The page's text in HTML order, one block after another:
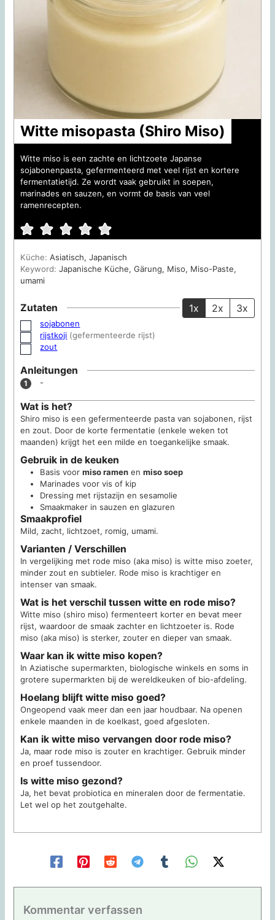
Witte misopasta (Shiro Miso)
Witte miso is een zachte en lichtzoete Japanse
sojabonenpasta, gefermenteerd met veel rijst en kortere
fermentatietijd. Ze wordt vaak gebruikt in soepen,
marinades en sauzen, en vormt de basis van veel
ramenrecepten.
Küche:Asiatisch, Japanisch
Keyword:Japanische Küche, Gärung, Miso, Miso-Paste,
umami
Zutaten 1x 2x 3x
▢
sojabonen
▢
rijstkoji (gefermenteerde rijst)
▢
zout
Anleitungen
-
Wat is het?
Shiro miso is een gefermenteerde pasta van sojabonen, rijst
en zout. Door de korte fermentatie (enkele weken tot
maanden) krijgt het een milde en toegankelijke smaak.
Gebruik in de keuken
Basis voormiso ramen enmiso soep
Marinades voor vis of kip
Dressing met rijstazijn en sesamolie
Smaakmaker in sauzen en glazuren
Smaakprofiel
Mild, zacht, lichtzoet, romig, umami.
Varianten / Verschillen
In vergelijking met rode miso (aka miso) is witte miso zoeter,
minder zout en subtieler. Rode miso is krachtiger en
intenser van smaak.
Wat is het verschil tussen witte en rode miso?
Witte miso (shiro miso) fermenteert korter en bevat meer
rijst, waardoor de smaak zachter en lichtzoeter is. Rode
miso (aka miso) is sterker, zouter en dieper van smaak.
Waar kan ik witte miso kopen?
In Aziatische supermarkten, biologische winkels en soms in
grotere supermarkten bij de wereldkeuken of bio-afdeling.
Hoelang blijft witte miso goed?
Ongeopend vaak meer dan een jaar houdbaar. Na openen
enkele maanden in de koelkast, goed afgesloten.
Kan ik witte miso vervangen door rode miso?
Ja, maar rode miso is zouter en krachtiger. Gebruik minder
en proef tussendoor.
Is witte miso gezond?
Ja, het bevat probiotica en mineralen door de fermentatie.
Let wel op het zoutgehalte.
Kommentar verfassen